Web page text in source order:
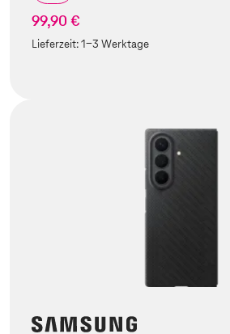
99,90 €
Lieferzeit:1-3 Werktage